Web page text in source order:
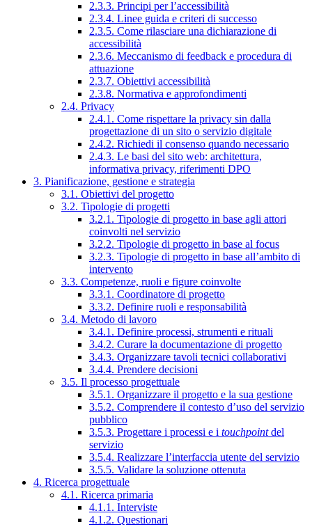
2.3.3. Principi per l’accessibilità
2.3.4. Linee guida e criteri di successo
2.3.5. Come rilasciare una dichiarazione di
accessibilità
2.3.6. Meccanismo di feedback e procedura di
attuazione
2.3.7. Obiettivi accessibilità
2.3.8. Normativa e approfondimenti
2.4. Privacy
2.4.1. Come rispettare la privacy sin dalla
progettazione di un sito o servizio digitale
2.4.2. Richiedi il consenso quando necessario
2.4.3. Le basi del sito web: architettura,
informativa privacy, riferimenti DPO
3. Pianificazione, gestione e strategia
3.1. Obiettivi del progetto
3.2. Tipologie di progetti
3.2.1. Tipologie di progetto in base agli attori
coinvolti nel servizio
3.2.2. Tipologie di progetto in base al focus
3.2.3. Tipologie di progetto in base all’ambito di
intervento
3.3. Competenze, ruoli e figure coinvolte
3.3.1. Coordinatore di progetto
3.3.2. Definire ruoli e responsabilità
3.4. Metodo di lavoro
3.4.1. Definire processi, strumenti e rituali
3.4.2. Curare la documentazione di progetto
3.4.3. Organizzare tavoli tecnici collaborativi
3.4.4. Prendere decisioni
3.5. Il processo progettuale
3.5.1. Organizzare il progetto e la sua gestione
3.5.2. Comprendere il contesto d’uso del servizio
pubblico
3.5.3. Progettare i processi e i touchpointdel
servizio
3.5.4. Realizzare l’interfaccia utente del servizio
3.5.5. Validare la soluzione ottenuta
4. Ricerca progettuale
4.1. Ricerca primaria
4.1.1. Interviste
4.1.2. Questionari